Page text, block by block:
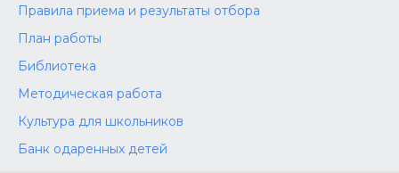
Правила приема и результаты отбора
План работы
Библиотека
Методическая работа
Культура для школьников
Банк одаренных детей